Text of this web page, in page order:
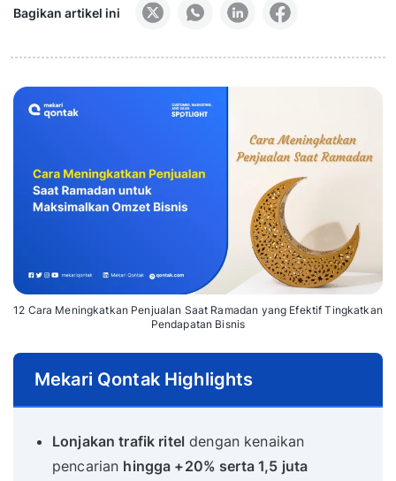
Bagikan artikel ini
12 Cara Meningkatkan Penjualan Saat Ramadan yang Efektif Tingkatkan
Pendapatan Bisnis
Mekari Qontak Highlights
Lonjakan trafik ritel dengan kenaikan
pencarian hingga +20% serta 1,5 juta